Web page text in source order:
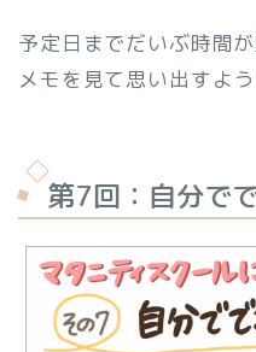
予定日までだいぶ時間
メモを見て思い出すよう
第7回：自分で